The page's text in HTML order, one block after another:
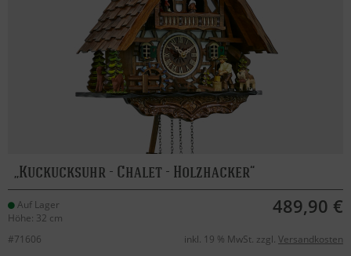
Kuckucksuhr - Chalet - Holzhacker
Auf Lager
Höhe: 32 cm
489,90 €
#71606 inkl. 19 % MwSt. zzgl. Versandkosten